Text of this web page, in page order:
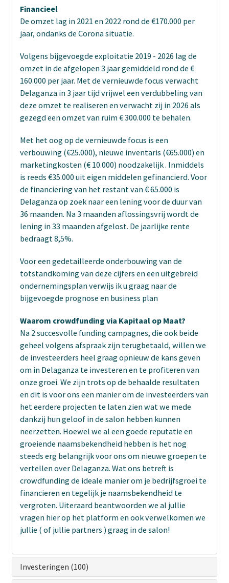
Financieel
De omzet lag in 2021 en 2022 rond de €170.000 per
jaar, ondanks de Corona situatie.
Volgens bijgevoegde exploitatie 2019 - 2026 lag de
omzet in de afgelopen 3 jaar gemiddeld rond de €
160.000 per jaar. Met de vernieuwde focus verwacht
Delaganza in 3 jaar tijd vrijwel een verdubbeling van
deze omzet te realiseren en verwacht zij in 2026 als
gezegd een omzet van ruim € 300.000 te behalen.
Met het oog op de vernieuwde focus is een
verbouwing (€25.000), nieuwe inventaris (€65.000) en
marketingkosten (€ 10.000) noodzakelijk . Inmiddels
is reeds €35.000 uit eigen middelen gefinancierd. Voor
de financiering van het restant van € 65.000 is
Delaganza op zoek naar een lening voor de duur van
36 maanden. Na 3 maanden aflossingsvrij wordt de
lening in 33 maanden afgelost. De jaarlijke rente
bedraagt 8,5%.
Voor een gedetailleerde onderbouwing van de
totstandkoming van deze cijfers en een uitgebreid
ondernemingsplan verwijs ik u graag naar de
bijgevoegde prognose en business plan
Waarom crowdfunding via Kapitaal op Maat?
Na 2 succesvolle funding campagnes, die ook beide
geheel volgens afspraak zijn terugbetaald, willen we
de investeerders heel graag opnieuw de kans geven
om in Delaganza te investeren en te profiteren van
onze groei. We zijn trots op de behaalde resultaten
en dit is voor ons een manier om de investeerders van
het eerdere projecten te laten zien wat we mede
dankzij hun geloof in de salon hebben kunnen
neerzetten. Hoewel we al een goede reputatie en
groeiende naamsbekendheid hebben is het nog
steeds erg belangrijk voor ons om nieuwe groepen te
vertellen over Delaganza. Wat ons betreft is
crowdfunding de ideale manier om je bedrijfsgroei te
financieren en tegelijk je naamsbekendheid te
vergroten. Uiteraard beantwoorden we al jullie
vragen hier op het platform en ook verwelkomen we
jullie ( of jullie partners ) graag in de salon!
Investeringen (100)